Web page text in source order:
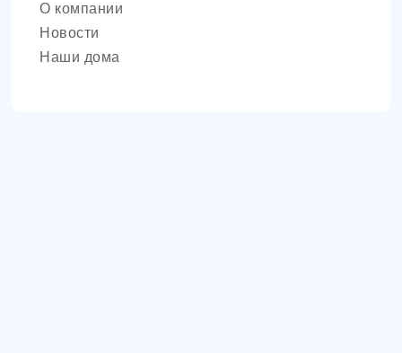
О компании
Новости
Наши дома